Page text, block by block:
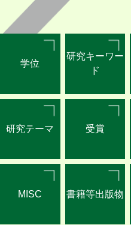
学位
研究キーワー
ド
研究テーマ 受賞
MISC 書籍等出版物